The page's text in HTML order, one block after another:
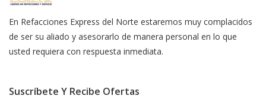
En Refacciones Express del Norte estaremos muy complacidos
de ser su aliado y asesorarlo de manera personal en lo que
usted requiera con respuesta inmediata.
Suscríbete Y Recibe Ofertas